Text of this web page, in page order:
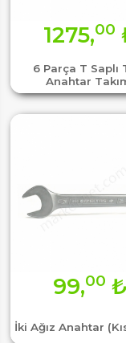
6 Parça T Saplı
Anahtar
1275,00
İki Ağız Anahtar
99,00 ₺